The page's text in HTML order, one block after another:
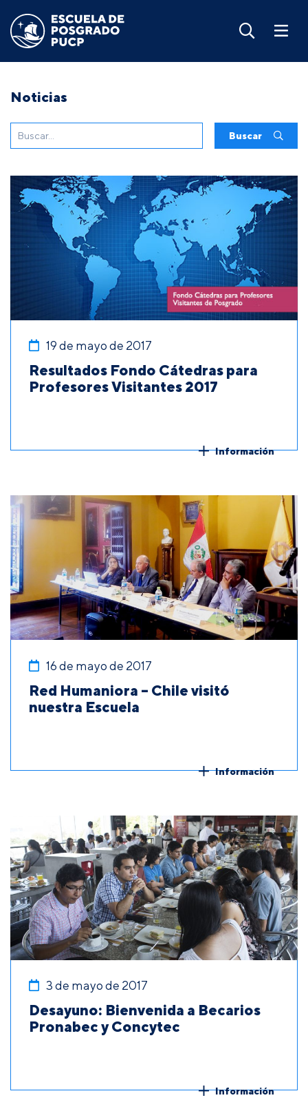
Noticias
Buscar
19 de mayo de 2017
Resultados Fondo Cátedras para
Profesores Visitantes 2017
Información
16 de mayo de 2017
Red Humaniora – Chile visitó
nuestra Escuela
Información
3 de mayo de 2017
Desayuno: Bienvenida a Becarios
Pronabec y Concytec
Información